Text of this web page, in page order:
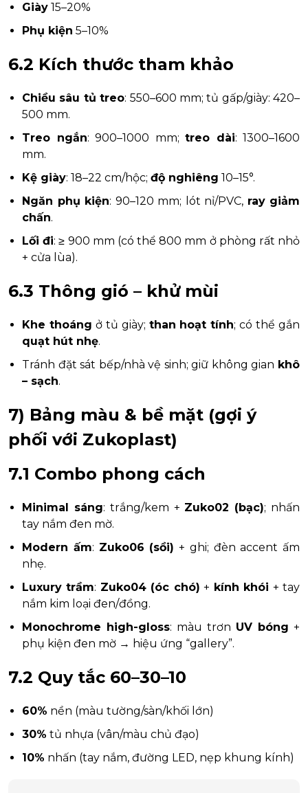
Giày 15–20%
Phụ kiện 5–10%
6.2 Kích thước tham khảo
Chiều sâu tủ treo: 550–600 mm; tủ gấp/giày: 420–
500 mm.
Treo ngắn: 900–1000 mm; treo dài: 1300–1600
mm.
Kệ giày: 18–22 cm/hộc; độ nghiêng 10–15°.
Ngăn phụ kiện: 90–120 mm; lót nỉ/PVC, ray giảm
chấn.
Lối đi: ≥ 900 mm (có thể 800 mm ở phòng rất nhỏ
+ cửa lùa).
6.3 Thông gió – khử mùi
Khe thoáng ở tủ giày; than hoạt tính; có thể gắn
quạt hút nhẹ.
Tránh đặt sát bếp/nhà vệ sinh; giữ không gian khô
– sạch.
7) Bảng màu & bề mặt (gợi ý
phối với Zukoplast)
7.1 Combo phong cách
Minimal sáng: trắng/kem + Zuko02 (bạc); nhấn
tay nắm đen mờ.
Modern ấm: Zuko06 (sồi) + ghi; đèn accent ấm
nhẹ.
Luxury trầm: Zuko04 (óc chó) + kính khói + tay
nắm kim loại đen/đồng.
Monochrome high-gloss: màu trơn UV bóng +
phụ kiện đen mờ → hiệu ứng “gallery”.
7.2 Quy tắc 60–30–10
60% nền (màu tường/sàn/khối lớn)
30% tủ nhựa (vân/màu chủ đạo)
10% nhấn (tay nắm, đường LED, nẹp khung kính)